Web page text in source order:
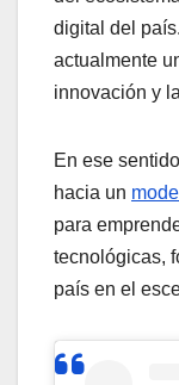
digital del
actualmente
innovación y
En ese
hacia un
para
tecnológicas,
país en el